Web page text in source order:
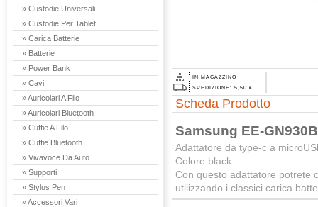
» Custodie Universali
» Custodie Per Tablet
» Carica Batterie
» Batterie
» Power Bank
» Cavi
» Auricolari A Filo
» Auricolari Bluetooth
» Cuffie A Filo
» Cuffie Bluetooth
» Vivavoce Da Auto
» Supporti
» Stylus Pen
» Accessori Vari
IN MAGAZZINO
SPEDIZIONE: 5,50 €
Scheda Prodotto
Samsung EE-
Adattatore da type-c a
Colore black.
Con questo adattatore potrete
utilizzando i classici carica